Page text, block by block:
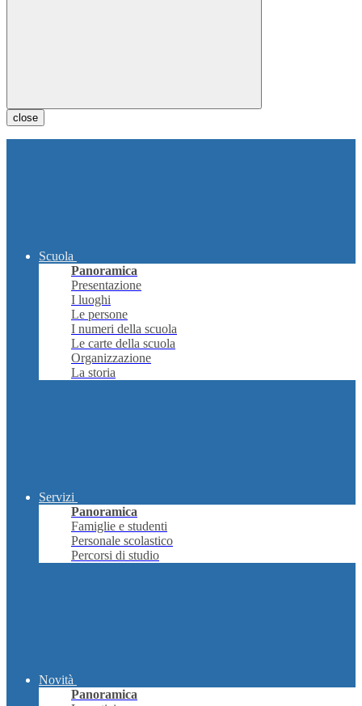
close
Scuola
Panoramica
Presentazione
I luoghi
Le persone
I numeri della scuola
Le carte della scuola
Organizzazione
La storia
Servizi
Panoramica
Famiglie e studenti
Personale scolastico
Percorsi di studio
Novità
Panoramica